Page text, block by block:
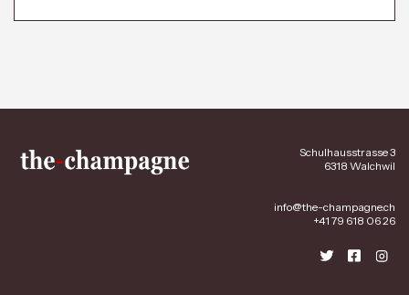
Schulhausstrasse 3
6318 Walchwil
info@the-champagne.ch
+41 79 618 06 26